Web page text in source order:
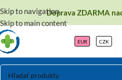
Skip to navigation
Skip to main content
Doprava ZDARMA
EUR CZK